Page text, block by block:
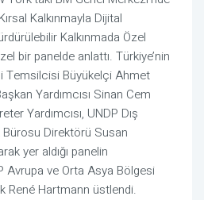
Kalkınmayla Dijital
Kalkınmada Özel
bir panelde anlattı. Türkiye’nin
Temsilcisi Büyükelçi Ahmet
Yardımcısı Sinan Cem
Yardımcısı, UNDP Dış
Direktörü Susan
yer aldığı panelin
Avrupa ve Orta Asya Bölgesi
René Hartmann üstlendi.